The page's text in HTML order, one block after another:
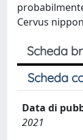
Cervus
Scheda
Scheda
Data di
2021